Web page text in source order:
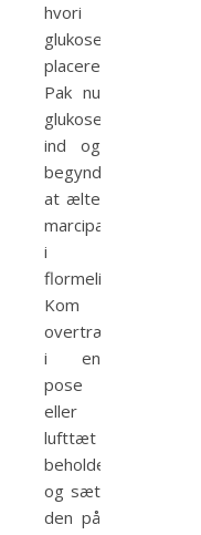
hvori
glukosesiruppen
placeres.
Pak nu
glukosesiruppen
ind og
begynd
at ælte
marcipanen
i
flormelissen).
Kom
overtræksmarcipanen
i en
pose
eller
lufttæt
beholder
og sæt
den på